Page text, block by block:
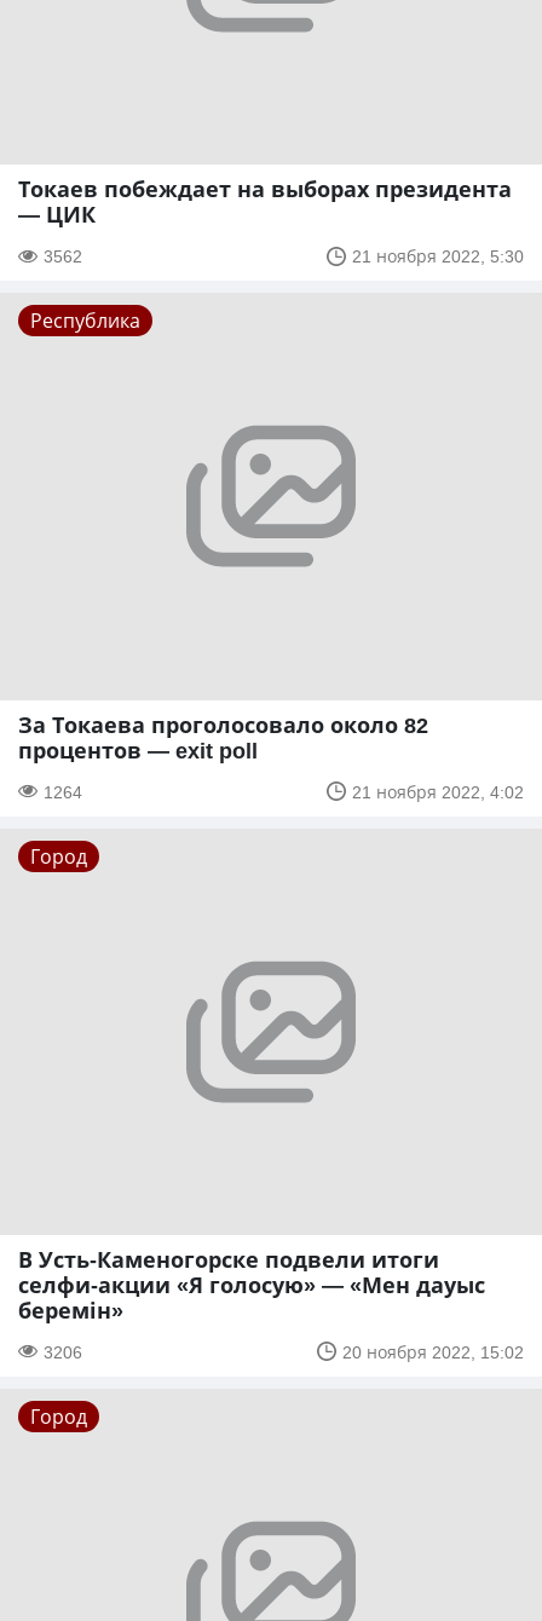
Токаев побеждает на выборах президента
— ЦИК
3562 21 ноября 2022, 5:30
Республика
За Токаева проголосовало около 82
процентов — exit poll
1264 21 ноября 2022, 4:02
Город
В Усть-Каменогорске подвели итоги
селфи-акции «Я голосую» — «Мен дауыс
беремін»
3206 20 ноября 2022, 15:02
Город